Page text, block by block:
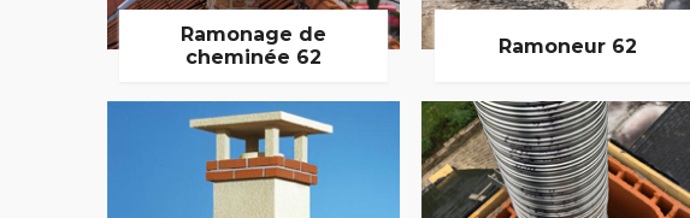
Ramonage de
cheminée 62
Ramoneur 62